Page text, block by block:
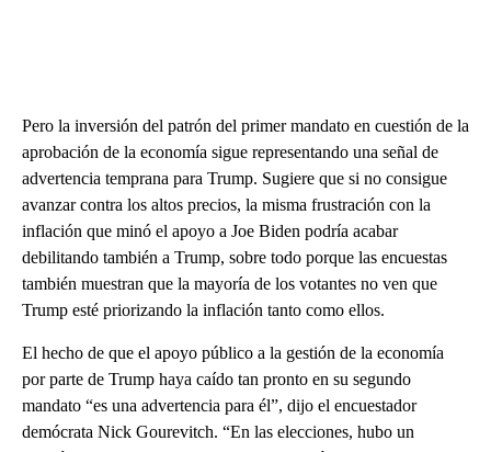
Pero la inversión del patrón del primer mandato en cuestión de la
aprobación de la economía sigue representando una señal de
advertencia temprana para Trump. Sugiere que si no consigue
avanzar contra los altos precios, la misma frustración con la
inflación que minó el apoyo a Joe Biden podría acabar
debilitando también a Trump, sobre todo porque las encuestas
también muestran que la mayoría de los votantes no ven que
Trump esté priorizando la inflación tanto como ellos.
El hecho de que el apoyo público a la gestión de la economía
por parte de Trump haya caído tan pronto en su segundo
mandato “es una advertencia para él”, dijo el encuestador
demócrata Nick Gourevitch. “En las elecciones, hubo un